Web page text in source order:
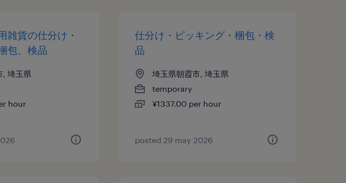
雑貨の仕分け・
包、検品
, 埼玉県
hour
仕分け・ピッキング・梱包・検
品
埼玉県朝霞市, 埼玉県
temporary
¥1337.00 per hour
posted 29 may 2026